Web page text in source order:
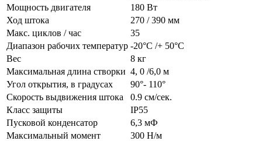
Мощность двигателя
180 Вт
Ход штока
270 / 390 мм
Макс. циклов / час
35
Диапазон рабочих температур -20°C /+ 50°C
Вес
8 кг
Максимальная длина створки 4, 0 /6,0 м
Угол открытия, в градусах
90°- 110°
Скорость выдвижения штока
0.9 см/сек.
Класс защиты
IP55
Пусковой конденсатор
6,3 мФ
Максимальный момент
300 Н/м